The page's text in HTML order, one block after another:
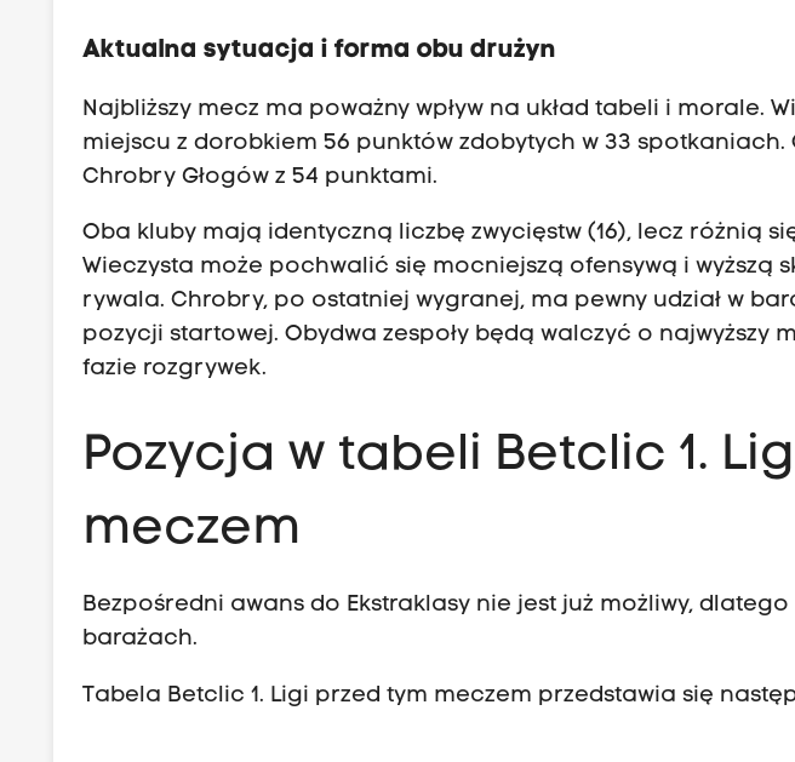
Aktualna sytuacja i forma obu drużyn
Najbliższy mecz ma poważny wpływ na układ tabeli i morale.
miejscu z dorobkiem 56 punktów zdobytych w 33 spotkaniach.
Chrobry Głogów z 54 punktami.
Oba kluby mają identyczną liczbę zwycięstw (16), lecz różnią
Wieczysta może pochwalić się mocniejszą ofensywą i wyższą
rywala. Chrobry, po ostatniej wygranej, ma pewny udział w
pozycji startowej. Obydwa zespoły będą walczyć o najwyższy
fazie rozgrywek.
Pozycja w tabeli Betclic 1.
meczem
Bezpośredni awans do Ekstraklasy nie jest już możliwy,
barażach.
Tabela Betclic 1. Ligi przed tym meczem przedstawia się